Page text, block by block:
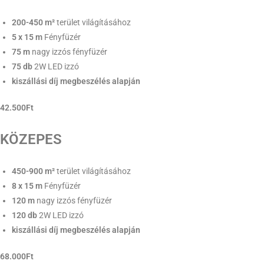
200-450 m²terület világításához
5 x 15 m Fényfüzér
75 m nagy izzós fényfüzér
75 db2W LED izzó
kiszállási díj megbeszélés alapján
42.500Ft
KÖZEPES
450-900 m²terület világításához
8 x 15 m Fényfüzér
120 m nagy izzós fényfüzér
120 db2W LED izzó
kiszállási díj megbeszélés alapján
68.000Ft